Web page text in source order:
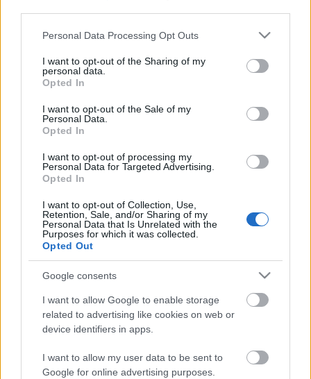
Please note that this website/app uses one or more Google
not limited to your visit or usage behaviour. You may click to
grant or deny consent to Google and its third-party tags to
use your data for below specified purposes in below Google
consent section.
Personal Data Processing Opt Outs
I want to opt-out of the Sharing of my
personal data.
Opted In
I want to opt-out of the Sale of my
Personal Data.
Opted In
I want to opt-out of processing my
Personal Data for Targeted Advertising.
Opted In
I want to opt-out of Collection, Use,
Retention, Sale, and/or Sharing of my
Personal Data that Is Unrelated with the
Purposes for which it was collected.
Opted Out
Google consents
I want to allow Google to enable storage
related to advertising like cookies on web or
device identifiers in apps.
I want to allow my user data to be sent to
Google for online advertising purposes.
kindle, ipod, book... nyc subway" címmel. Két vicces-
érdekes kommentet ragadnék ki. Az egyik: "balról
jobbra csökken az esélye annak, hogy kiraboljanak".
A másik: "balról jobbra nő az akksiidő".Bár New…
Itt a Mac App Store
Persze a gyönyörű szép az lenne, ha az Android-
vékonyodnának. Lassan tényleg ott tartunk, hogy egy
okostelefon, egy netbook és egy táblagép között
minimális (kijelzőbeli) különbségek lesznek csak.
Ilyen szempontból is érdekes figyelni az…
Macbook lopás, konferencián
hírbehozó•2010. december 09.
Nem pont erről szerettem volna írni ma, de ha már
így alakultak az események, jobb ha leírom ide is.